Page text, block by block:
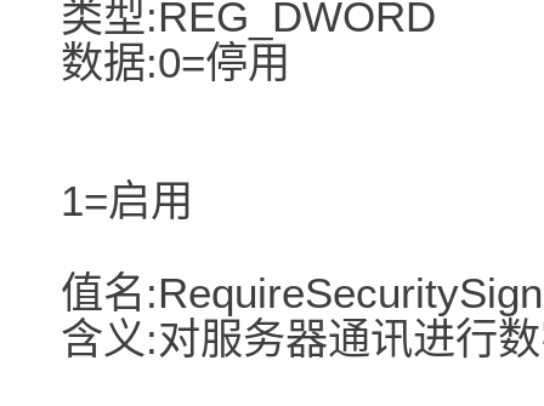
类型:REG_DWORD
数据:0=停用
1=启用
值名
含义:对服务器通讯进行